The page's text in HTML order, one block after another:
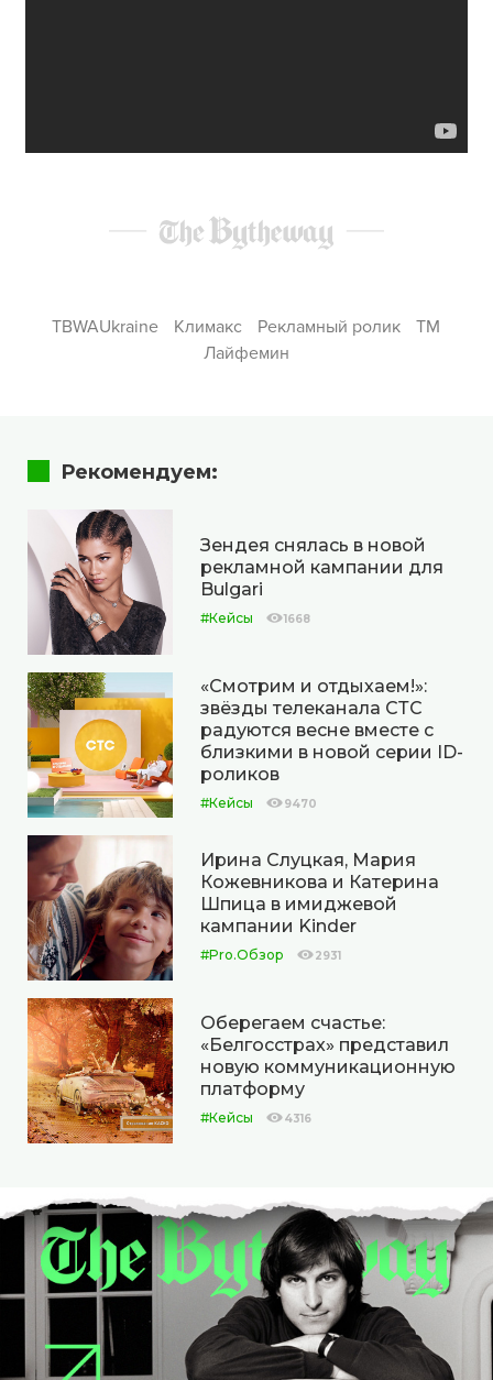
TBWAUkraine Климакс Рекламный ролик
ТМ
Лайфемин
Рекомендуем:
Зендея снялась в новой
рекламной кампании для
Bulgari
#Кейсы 1668
«Смотрим и отдыхаем!»:
звёзды телеканала СТС
радуются весне вместе с
близкими в новой серии ID-
роликов
#Кейсы 9470
Ирина Слуцкая, Мария
Кожевникова и Катерина
Шпица в имиджевой
кампании Kinder
#Pro.Обзор 2931
Оберегаем счастье:
«Белгосстрах» представил
новую коммуникационную
платформу
#Кейсы 4316